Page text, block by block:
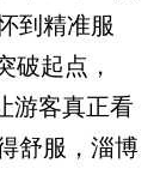
到精准服
起点，
游客真正看
舒服，淄博